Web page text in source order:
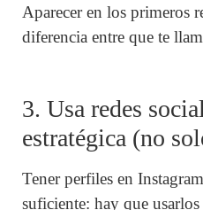
Aparecer en los primeros
diferencia entre que te
3. Usa redes
estratégica (no
Tener perfiles en
suficiente: hay que